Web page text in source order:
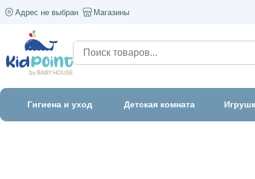
Адрес не выбран Магазины
Гигиена и уход Детская комната